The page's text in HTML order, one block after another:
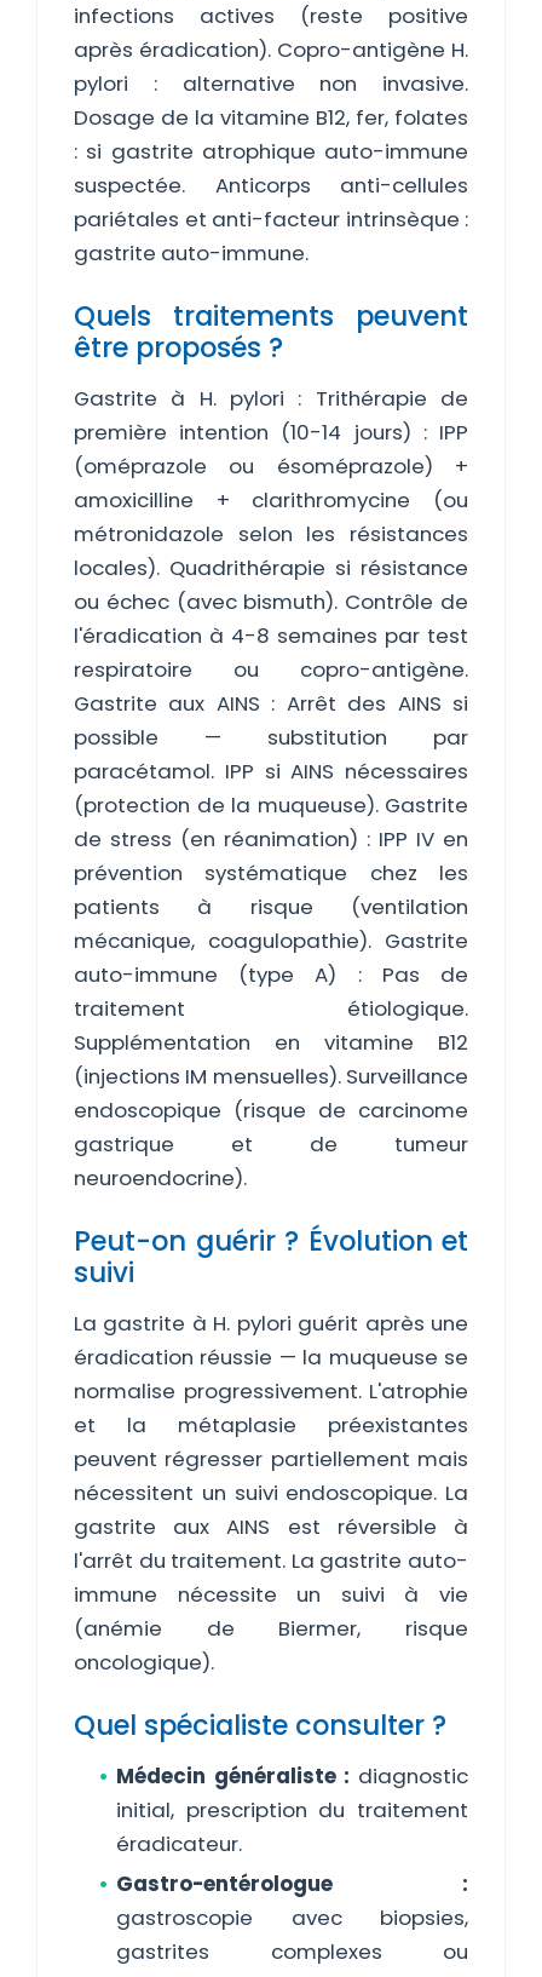
infections actives (reste positive
après éradication). Copro-antigène H.
pylori : alternative non invasive.
Dosage de la vitamine B12, fer, folates
: si gastrite atrophique auto-immune
suspectée. Anticorps anti-cellules
pariétales et anti-facteur intrinsèque :
gastrite auto-immune.
Quels traitements peuvent
être proposés ?
Gastrite à H. pylori : Trithérapie de
première intention (10-14 jours) : IPP
(oméprazole ou ésoméprazole) +
amoxicilline + clarithromycine (ou
métronidazole selon les résistances
locales). Quadrithérapie si résistance
ou échec (avec bismuth). Contrôle de
l'éradication à 4-8 semaines par test
respiratoire ou copro-antigène.
Gastrite aux AINS : Arrêt des AINS si
possible — substitution par
paracétamol. IPP si AINS nécessaires
(protection de la muqueuse). Gastrite
de stress (en réanimation) : IPP IV en
prévention systématique chez les
patients à risque (ventilation
mécanique, coagulopathie). Gastrite
auto-immune (type A) : Pas de
traitement étiologique.
Supplémentation en vitamine B12
(injections IM mensuelles). Surveillance
endoscopique (risque de carcinome
gastrique et de tumeur
neuroendocrine).
Peut-on guérir ? Évolution et
suivi
La gastrite à H. pylori guérit après une
éradication réussie — la muqueuse se
normalise progressivement. L'atrophie
et la métaplasie préexistantes
peuvent régresser partiellement mais
nécessitent un suivi endoscopique. La
gastrite aux AINS est réversible à
l'arrêt du traitement. La gastrite auto-
immune nécessite un suivi à vie
(anémie de Biermer, risque
oncologique).
Quel spécialiste consulter ?
Médecin généraliste : diagnostic
initial, prescription du traitement
éradicateur.
Gastro-entérologue :
gastroscopie avec biopsies,
gastrites complexes ou